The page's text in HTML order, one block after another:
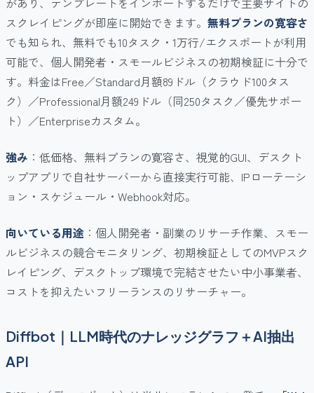
スクレイピングが即座に開始できます。 無料プランの寛容さ
でも知られ、無料でも10タスク・1万行/エクスポートが利用
可能で、個人開発者・スモールビジネスの初期検証に十分で
す。料金はFree／Standard月額89ドル（クラウド100タス
ク）／Professional月額249ドル（同250タスク／優先サポー
ト）／Enterpriseカスタム。
強み ：低価格、無料プランの寛容さ、視覚的GUI、デスクト
ップアプリで自社サーバーから直接実行可能、IPローテーシ
ョン・スケジュール・Webhook対応。
向いている用途 ：個人開発者・副業のリサーチ作業、スモー
ルビジネスの競合モニタリング、初期検証としてのMVPスク
レイピング、デスクトップ環境で完結させたい中小事業者、
コストを抑えたいフリーランスのリサーチャー。
Diffbot｜LLM時代のナレッジグラフ＋AI抽出
API